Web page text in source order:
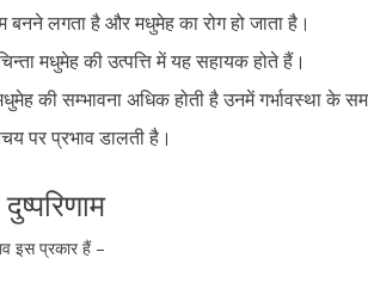
लगता है और मधुमेह का रोग हो जाता है।
मधुमेह की उत्पत्ति में यह सहायक होते हैं।
की सम्भावना अधिक होती है उनमें गर्भावस्था के
पर प्रभाव डालती है।
इस प्रकार हैं –